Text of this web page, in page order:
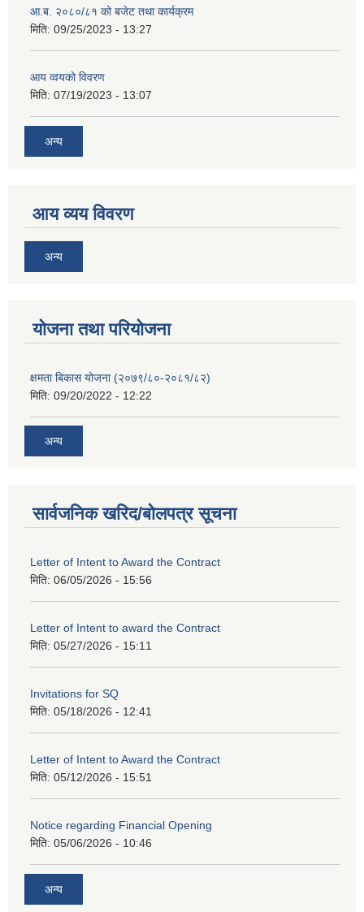
आ.ब. २०८०/८१ को बजेट तथा कार्यक्रम
मिति: 09/25/2023 - 13:27
आय व्वयको विवरण
मिति: 07/19/2023 - 13:07
अन्य
आय व्यय विवरण
अन्य
याेजना तथा परियाेजना
क्षमता बिकास योजना (२०७९/८०-२०८१/८२)
मिति: 09/20/2022 - 12:22
अन्य
सार्वजनिक खरिद/बोलपत्र सूचना
Letter of Intent to Award the Contract
मिति: 06/05/2026 - 15:56
Letter of Intent to award the Contract
मिति: 05/27/2026 - 15:11
Invitations for SQ
मिति: 05/18/2026 - 12:41
Letter of Intent to Award the Contract
मिति: 05/12/2026 - 15:51
Notice regarding Financial Opening
मिति: 05/06/2026 - 10:46
अन्य